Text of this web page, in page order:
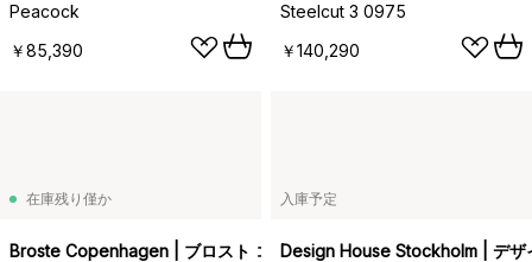
Peacock
￥85,390
Steelcut 3 0975
￥140,290
在庫残り僅か
Broste Copenhagen | ブロスト コペンハーゲン
入庫予定
Design House Stockholm | デザ